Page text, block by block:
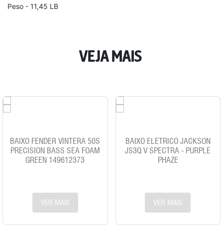
Peso - 11,45 LB
VEJA MAIS
BAIXO FENDER VINTERA 50S
PRECISION BASS SEA FOAM
GREEN 149612373
VER MAIS
BAIXO ELETRICO JACKSON
JS3Q V SPECTRA - PURPLE
PHAZE
VER MAIS